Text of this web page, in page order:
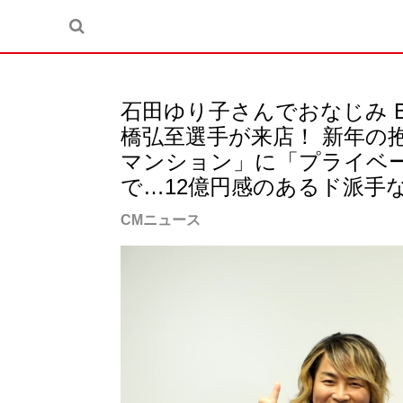
石田ゆり子さんでおなじみ
橋弘至選手が来店！ 新年の
マンション」に「プライベ
で…12億円感のあるド派手
CMニュース